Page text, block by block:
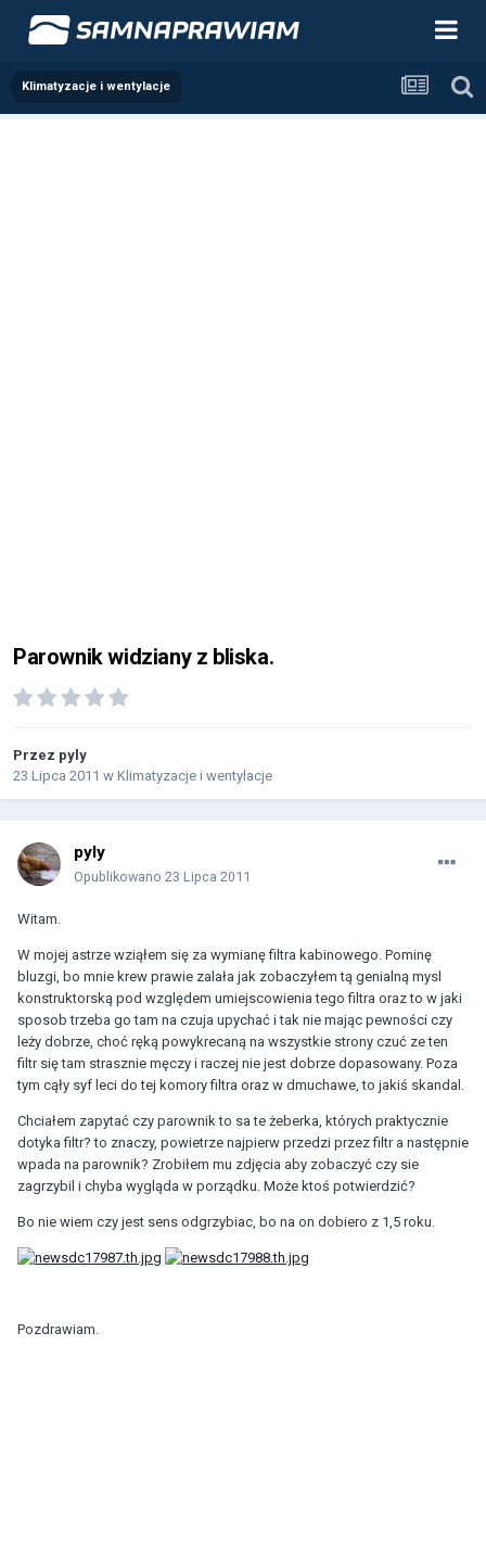
Klimatyzacje i wentylacje
Parownik widziany z bliska.
Przez pyly
23 Lipca 2011 w Klimatyzacje i wentylacje
pyly
Opublikowano 23 Lipca 2011
Witam.
W mojej astrze wziąłem się za wymianę filtra kabinowego. Pominę
bluzgi, bo mnie krew prawie zalała jak zobaczyłem tą genialną mysl
konstruktorską pod względem umiejscowienia tego filtra oraz to w jaki
sposob trzeba go tam na czuja upychać i tak nie mając pewności czy
leży dobrze, choć ręką powykrecaną na wszystkie strony czuć ze ten
filtr się tam strasznie męczy i raczej nie jest dobrze dopasowany. Poza
tym cąły syf leci do tej komory filtra oraz w dmuchawe, to jakiś skandal.
Chciałem zapytać czy parownik to sa te żeberka, których praktycznie
dotyka filtr? to znaczy, powietrze najpierw przedzi przez filtr a następnie
wpada na parownik? Zrobiłem mu zdjęcia aby zobaczyć czy sie
zagrzybil i chyba wygląda w porządku. Może ktoś potwierdzić?
Bo nie wiem czy jest sens odgrzybiac, bo na on dobiero z 1,5 roku.
Pozdrawiam.